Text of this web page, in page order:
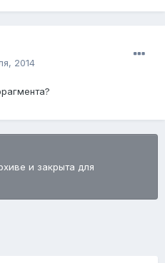
2014
и закрыта для